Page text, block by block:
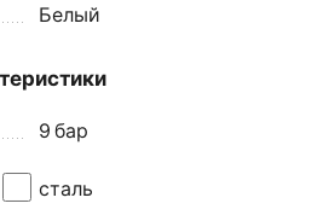
Белый
9 бар
сталь